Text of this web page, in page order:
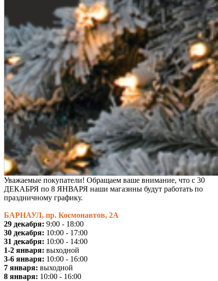
Уважаемые покупатели! Обращаем ваше внимание, что с 30
ДЕКАБРЯ по 8 ЯНВАРЯ наши магазины будут работать по
праздничному графику.
БАРНАУЛ, пр. Космонавтов, 2А
29 декабря: 9:00 - 18:00
30 декабря: 10:00 - 17:00
31 декабря: 10:00 - 14:00
1-2 января: выходной
3-6 января: 10:00 - 16:00
7 января: выходной
8 января: 10:00 - 16:00